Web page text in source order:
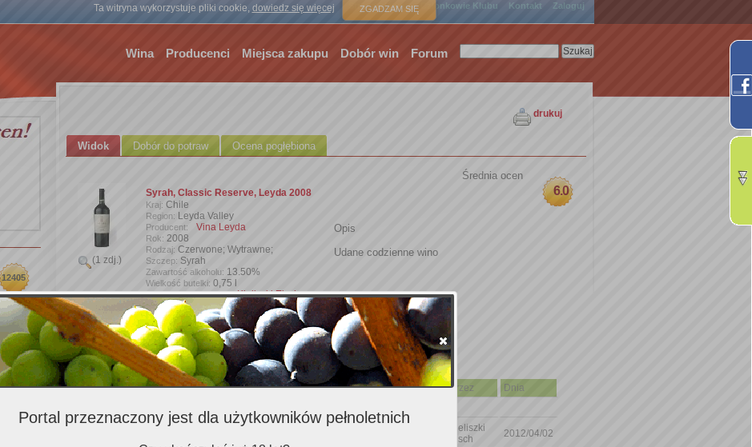
Ta witryna wykorzystuje pliki cookie, dowiedz się więcej ZGADZAM SIĘ
Strona główna Członkowie Klubu Kontakt Zaloguj
Wina Producenci Miejsca zakupu Dobór win Forum
12405
drukuj
Widok Dobór do potraw Ocena pogłębiona
(1 zdj.)
Syrah, Classic Reserve, Leyda 2008
Kraj: Chile
Region: Leyda Valley
Producent: Vina Leyda
Rok: 2008
Rodzaj: Czerwone; Wytrawne;
Szczep: Syrah
Zawartość alkoholu: 13.50%
Wielkość butelki: 0,75 l
Wprowadzone przez: Kieliszki Eisch
Dodaj zdjęcie
Średnia ocen
6.0
Opis
Udane codzienne wino
Oceny opisowe
Komentarz Ocena Przez Dnia
W nosie dojrzałe ciemne owoce, zielony pieprz ,skóra, nuty tostowe.
Kieliszki
Eisch
2012/04/02
Portal przeznaczony jest dla użytkowników pełnoletnich